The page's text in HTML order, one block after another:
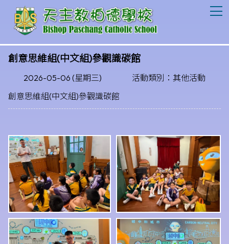
創意思維組(中文組)參觀識碳館
2026-05-06 (星期三)
活動類別：其他活動
創意思維組(中文組)參觀識碳館